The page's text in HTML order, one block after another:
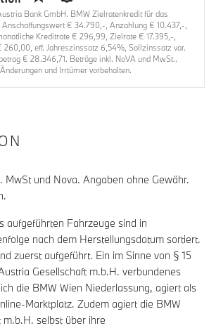
Bank GmbH. BMW Zielratenkredit für das
Anschaffungswert € 34.790,-, Anzahlung € 10.437,-,
Kreditrate € 296,99, Zielrate € 17.395,-,
260,00, eff. Jahreszinssatz 6,54%, Sollzinssatz var.
€ 28.346,71. Beträge inkl. NoVA und MwSt..
und Irrtümer vorbehalten.
MwSt und Nova. Angaben ohne Gewähr.
aufgeführten Fahrzeuge sind in
nach dem Herstellungsdatum sortiert.
zuerst aufgeführt. Ein im Sinne von § 15
Gesellschaft m.b.H. verbundenes
die BMW Wien Niederlassung, agiert als
Marktplatz. Zudem agiert die BMW
selbst über ihre